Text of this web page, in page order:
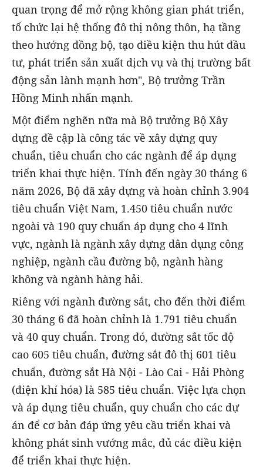
quan trọng để mở rộng không gian phát triển,
tổ chức lại hệ thống đô thị nông thôn, hạ tầng
theo hướng đồng bộ, tạo điều kiện thu hút đầu
tư, phát triển sản xuất dịch vụ và thị trường bất
động sản lành mạnh hơn", Bộ trưởng Trần
Hồng Minh nhấn mạnh.
Một điểm nghẽn nữa mà Bộ trưởng Bộ Xây
dựng đề cập là công tác về xây dựng quy
chuẩn, tiêu chuẩn cho các ngành để áp dụng
triển khai thực hiện. Tính đến ngày 30 tháng 6
năm 2026, Bộ đã xây dựng và hoàn chỉnh 3.904
tiêu chuẩn Việt Nam, 1.450 tiêu chuẩn nước
ngoài và 190 quy chuẩn áp dụng cho 4 lĩnh
vực, ngành là ngành xây dựng dân dụng công
nghiệp, ngành cầu đường bộ, ngành hàng
không và ngành hàng hải.
Riêng với ngành đường sắt, cho đến thời điểm
30 tháng 6 đã hoàn chỉnh là 1.791 tiêu chuẩn
và 40 quy chuẩn. Trong đó, đường sắt tốc độ
cao 605 tiêu chuẩn, đường sắt đô thị 601 tiêu
chuẩn, đường sắt Hà Nội - Lào Cai - Hải Phòng
(điện khí hóa) là 585 tiêu chuẩn. Việc lựa chọn
và áp dụng tiêu chuẩn, quy chuẩn cho các dự
án để cơ bản đáp ứng yêu cầu triển khai và
không phát sinh vướng mắc, đủ các điều kiện
để triển khai thực hiện.